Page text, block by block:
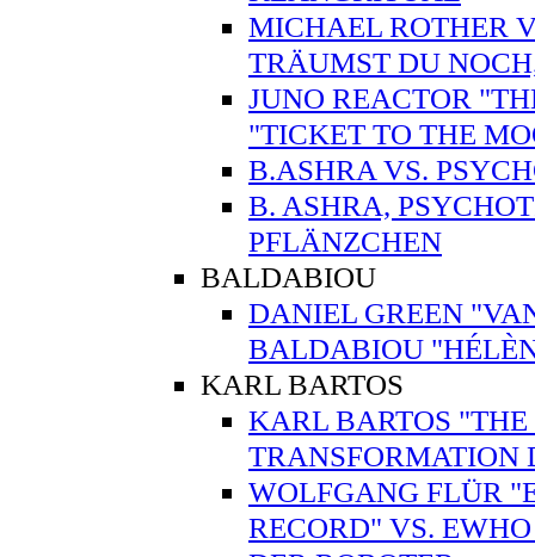
MICHAEL ROTHER
TRÄUMST DU
JUNO REACTOR
"TICKET TO THE
B.ASHRA VS.
B. ASHRA,
PFLÄNZCHEN
BALDABIOU
DANIEL GREEN
BALDABIOU
KARL BARTOS
KARL BARTOS
TRANSFORMATION
WOLFGANG FLÜR
RECORD" VS.